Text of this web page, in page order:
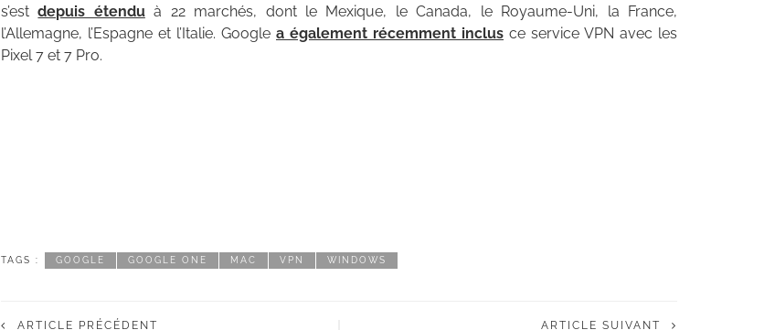
s’estdepuis étenduà 22 marchés, dont le Mexique, le Canada, le Royaume-Uni, la France,
l’Allemagne, l’Espagne et l’Italie. Google a également récemment inclus ce service VPN avec les
Pixel 7 et 7 Pro.
TAGS : GOOGLE GOOGLE ONE MAC VPN WINDOWS
ARTICLE PRÉCÉDENT ARTICLE SUIVANT